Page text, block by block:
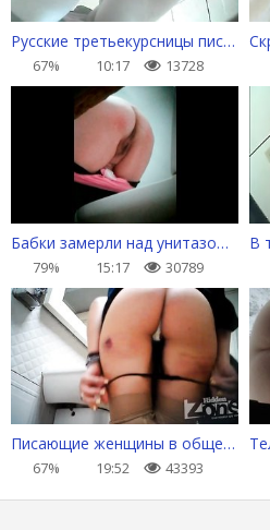
Русские третьекурсницы писают в универском туалете
67% 10:17 13728
Бабки замерли над унитазом, чтобы поссать
79% 15:17 30789
Писающие женщины в общественном туалете
67% 19:52 43393